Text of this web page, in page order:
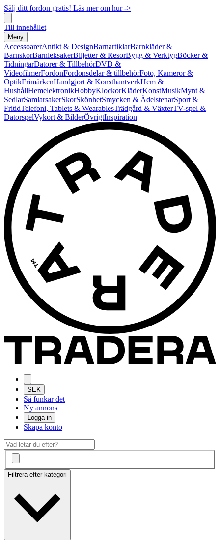
Sälj ditt fordon gratis! Läs mer om hur ->
Till innehållet
Meny
AccessoarerAntikt & DesignBarnartiklarBarnkläder &
BarnskorBarnleksakerBiljetter & ResorBygg & VerktygBöcker &
TidningarDatorer & TillbehörDVD &
VideofilmerFordonFordonsdelar & tillbehörFoto, Kameror &
OptikFrimärkenHandgjort & KonsthantverkHem &
HushållHemelektronikHobbyKlockorKläderKonstMusikMynt &
SedlarSamlarsakerSkorSkönhetSmycken & ÄdelstenarSport &
FritidTelefoni, Tablets & WearablesTrädgård & VäxterTV-spel &
DatorspelVykort & BilderÖvrigtInspiration
SEK
Så funkar det
Ny annons
Logga in
Skapa konto
Filtrera efter kategori